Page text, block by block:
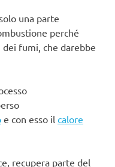
una parte
perché
fumi, che darebbe
e con esso il calore
recupera parte del